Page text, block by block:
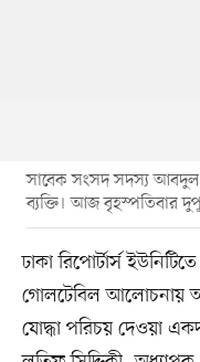
সাবেক সংসদ সদস্য
ব্যক্তি। আজ বৃহস্পতিবার
ঢাকা রিপোর্টার্স
গোলটেবিল আলোচনায়
যোদ্ধা পরিচয় দেওয়া